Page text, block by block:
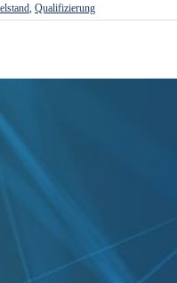
, Qualifizierung